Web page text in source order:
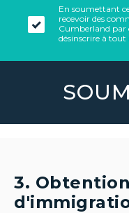
En soumettant
recevoir des
Cumberland par
désinscrire à
3.